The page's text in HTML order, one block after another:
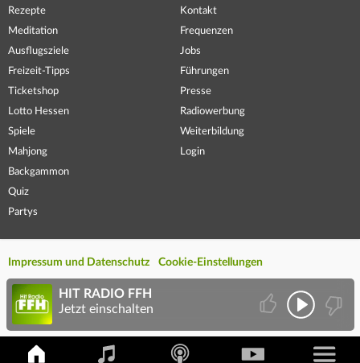
Rezepte
Meditation
Ausflugsziele
Freizeit-Tipps
Ticketshop
Lotto Hessen
Spiele
Mahjong
Backgammon
Quiz
Partys
Kontakt
Frequenzen
Jobs
Führungen
Presse
Radiowerbung
Weiterbildung
Login
Impressum und Datenschutz Cookie-Einstellungen
HIT RADIO FFH
Jetzt einschalten